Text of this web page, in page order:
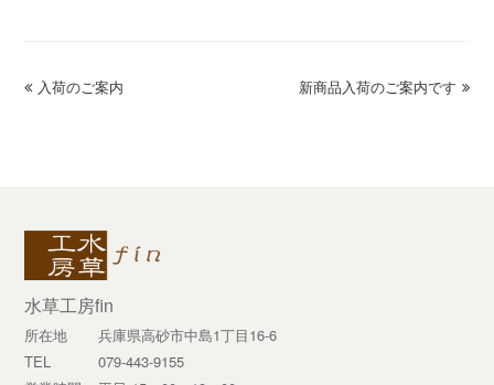
previous
入荷のご案内
next
新商品入荷のご案内です
水草工房fin
所在地
兵庫県高砂市中島1丁目16-6
TEL
079-443-9155